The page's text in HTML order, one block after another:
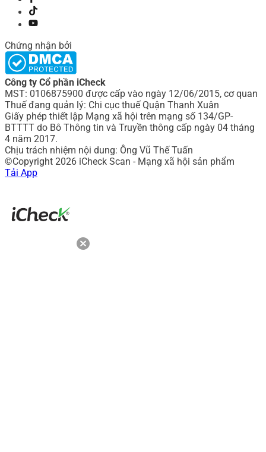
Chứng nhận bởi
Công ty Cổ phần iCheck
MST: 0106875900 được cấp vào ngày 12/06/2015, cơ quan
Thuế đang quản lý: Chi cục thuế Quận Thanh Xuân
Giấy phép thiết lập Mạng xã hội trên mạng số 134/GP-
BTTTT do Bô Thông tin và Truyền thông cấp ngày 04 tháng
4 năm 2017.
Chịu trách nhiệm nội dung: Ông Vũ Thế Tuấn
©Copyright 2026 iCheck Scan - Mạng xã hội sản phẩm
Tải App